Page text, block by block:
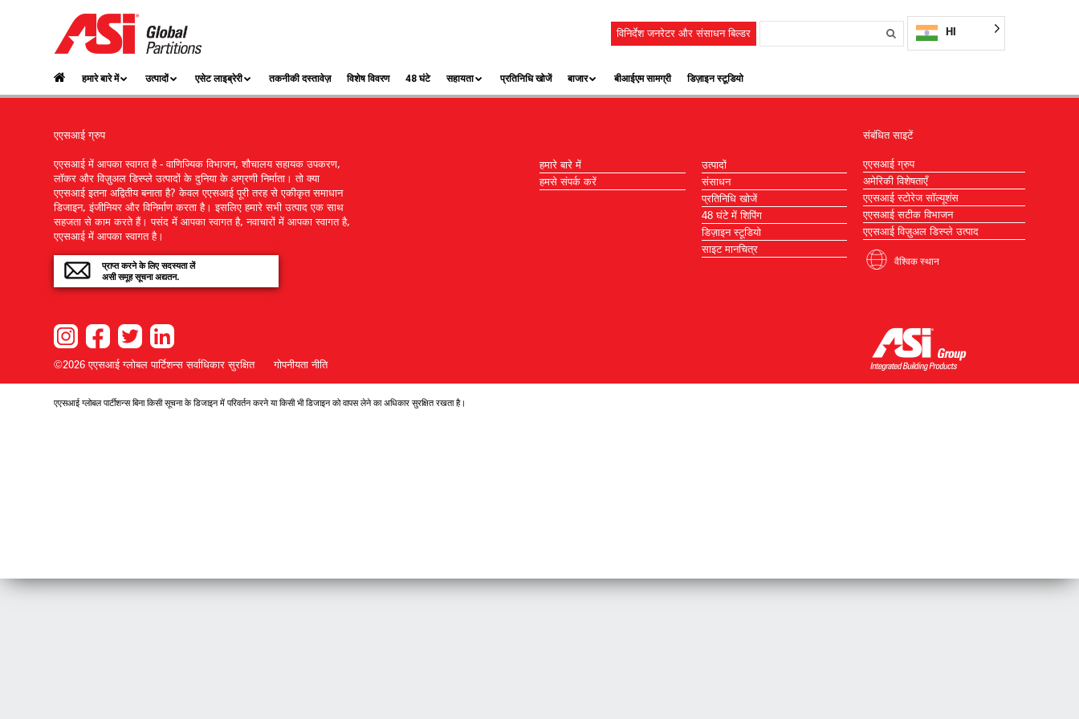
विनिर्देश जनरेटर और संसाधन बिल्डर HI
हमारे बारे में उत्पादों एसेट लाइब्रेरी तकनीकी दस्तावेज़ विशेष विवरण 48 घंटे सहायता प्रतिनिधि खोजें बाजार बीआईएम सामग्री डिज़ाइन स्टूडियो
एएसआई ग्रुप
एएसआई में आपका स्वागत है - वाणिज्यिक विभाजन, शौचालय सहायक उपकरण,
लॉकर और विज़ुअल डिस्प्ले उत्पादों के दुनिया के अग्रणी निर्माता। तो क्या
एएसआई इतना अद्वितीय बनाता है? केवल एएसआई पूरी तरह से एकीकृत समाधान
डिजाइन, इंजीनियर और विनिर्माण करता है। इसलिए हमारे सभी उत्पाद एक साथ
सहजता से काम करते हैं। पसंद में आपका स्वागत है, नवाचारों में आपका स्वागत है,
एएसआई में आपका स्वागत है।
प्राप्त करने के लिए सदस्यता लें
असी समूह सूचना अद्यतन.
हमारे बारे में
हमसे संपर्क करें
उत्पादों
संसाधन
प्रतिनिधि खोजें
48 घंटे में शिपिंग
डिज़ाइन स्टूडियो
साइट मानचित्र
संबंधित साइटें
एएसआई ग्रुप
अमेरिकी विशेषताएँ
एएसआई स्टोरेज सॉल्यूशंस
एएसआई सटीक विभाजन
एएसआई विज़ुअल डिस्प्ले उत्पाद
वैश्विक स्थान
©2026 एएसआई ग्लोबल पार्टिशन्ससर्वाधिकार सुरक्षित गोपनीयता नीति
एएसआई ग्लोबल पार्टीशन्स बिना किसी सूचना के डिजाइन में परिवर्तन करने या किसी भी डिजाइन को वापस लेने का अधिकार सुरक्षित रखता है।